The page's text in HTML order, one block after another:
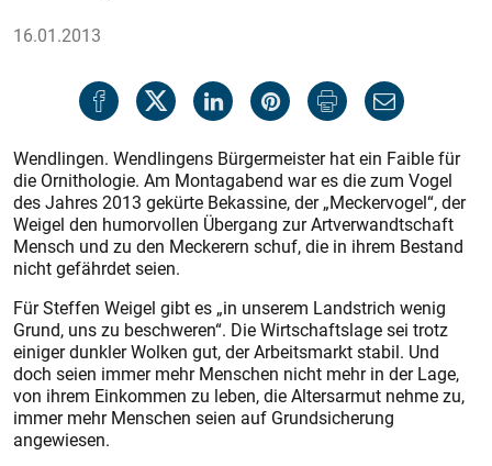
16.01.2013
Wendlingen. Wendlingens Bürgermeister hat ein Faible für
die Ornithologie. Am Montagabend war es die zum Vogel
des Jahres 2013 gekürte Bekassine, der „Meckervogel“, der
Weigel den humorvollen Übergang zur Artverwandtschaft
Mensch und zu den Meckerern schuf, die in ihrem Bestand
nicht gefährdet seien.
Für Steffen Weigel gibt es „in unserem Landstrich wenig
Grund, uns zu beschweren“. Die Wirtschaftslage sei trotz
einiger dunkler Wolken gut, der Arbeitsmarkt stabil. Und
doch seien immer mehr Menschen nicht mehr in der Lage,
von ihrem Einkommen zu leben, die Altersarmut nehme zu,
immer mehr Menschen seien auf Grundsicherung
angewiesen.